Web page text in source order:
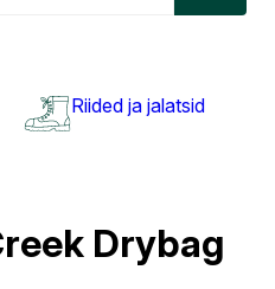
Riided ja jalatsid
Drybag